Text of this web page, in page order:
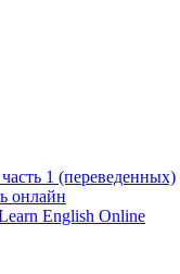
1 (переведенных)
онлайн
English Online